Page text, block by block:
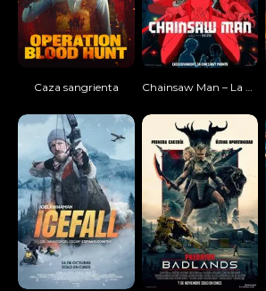
Caza sangrienta Chainsaw Man – La película: El arco de Reze